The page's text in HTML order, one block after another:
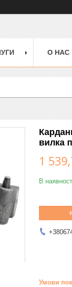
О НАС
вилка
1
В